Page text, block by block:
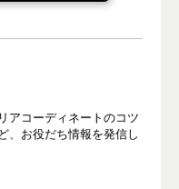
アコーディネートのコツ
、お役だち情報を発信し